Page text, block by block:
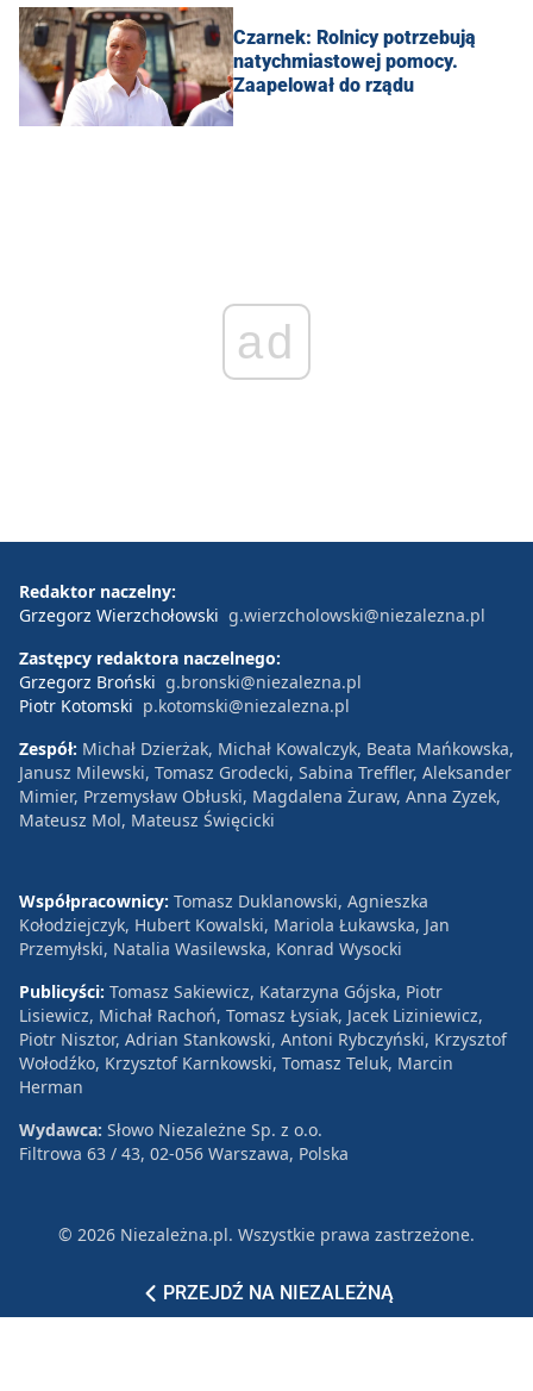
Czarnek: Rolnicy potrzebują
natychmiastowej pomocy.
Zaapelował do rządu
ad
PRZEJDŹ NA NIEZALEŻNĄ
Redaktor naczelny:
Grzegorz Wierzchołowski g.wierzcholowski@niezalezna.pl
Zastępcy redaktora naczelnego:
Grzegorz Broński g.bronski@niezalezna.pl
Piotr Kotomski p.kotomski@niezalezna.pl
Zespół: Michał Dzierżak, Michał Kowalczyk, Beata Mańkowska,
Janusz Milewski, Tomasz Grodecki, Sabina Treffler, Aleksander
Mimier, Przemysław Obłuski, Magdalena Żuraw, Anna Zyzek,
Mateusz Mol, Mateusz Święcicki
Współpracownicy: Tomasz Duklanowski, Agnieszka
Kołodziejczyk, Hubert Kowalski, Mariola Łukawska, Jan
Przemyłski, Natalia Wasilewska, Konrad Wysocki
Publicyści: Tomasz Sakiewicz, Katarzyna Gójska, Piotr
Lisiewicz, Michał Rachoń, Tomasz Łysiak, Jacek Liziniewicz,
Piotr Nisztor, Adrian Stankowski, Antoni Rybczyński, Krzysztof
Wołodźko, Krzysztof Karnkowski, Tomasz Teluk, Marcin
Herman
Wydawca: Słowo Niezależne Sp. z o.o.
Filtrowa 63 / 43, 02-056 Warszawa, Polska
© 2026 Niezależna.pl. Wszystkie prawa zastrzeżone.
Reklama Polityka prywatności